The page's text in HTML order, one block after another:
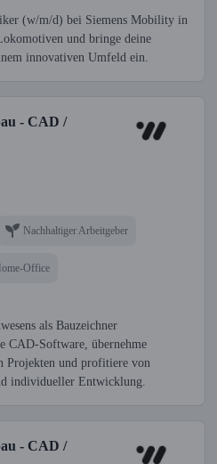
(w/m/d) bei Siemens Mobility in
und bringe deine
innovativen Umfeld ein.
- CAD /
Nachhaltiger Arbeitgeber
Office
als Bauzeichner
CAD-Software, übernehme
Projekten und profitiere von
individueller Entwicklung.
- CAD /